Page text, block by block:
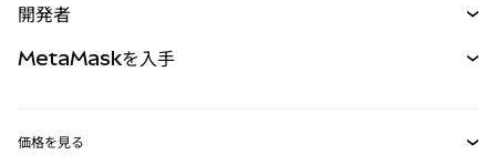
パーペチュアル
RWA
開発者
MetaMaskを入手
価格を見る